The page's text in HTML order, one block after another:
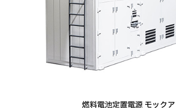
燃料電池定置電源 モック